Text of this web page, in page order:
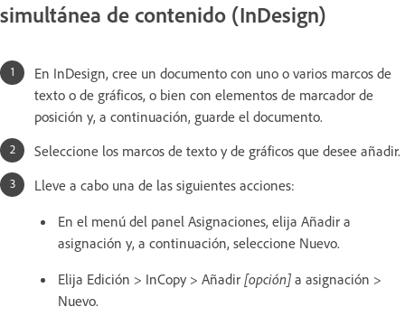
simultánea de contenido (InDesign)
En InDesign, cree un documento con uno o varios marcos de
texto o de gráficos, o bien con elementos de marcador de
posición y, a continuación, guarde el documento.
Seleccione los marcos de texto y de gráficos que desee añadir.
Lleve a cabo una de las siguientes acciones:
En el menú del panel Asignaciones, elija Añadir a
asignación y, a continuación, seleccione Nuevo.
Elija Edición > InCopy > Añadir [opción] a asignación >
Nuevo.